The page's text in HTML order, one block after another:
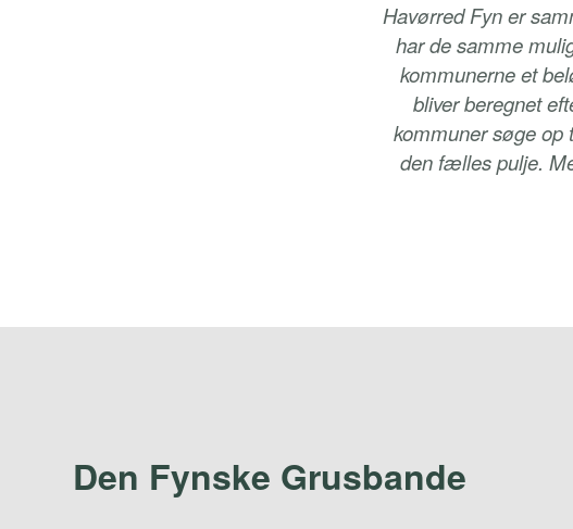
Havørred Fyn er
har de samme
kommunerne et
bliver beregnet
kommuner søge op
den fælles pulje.
Den Fynske Grusbande